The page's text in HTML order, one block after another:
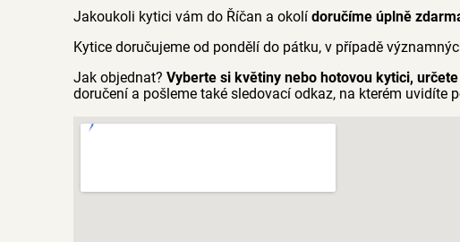
Jakoukoli kytici vám do Říčan a okolí doručíme úplně
Kytice doručujeme od pondělí do pátku, v případě
Jak objednat? Vyberte si květiny nebo hotovou kytici,
doručení a pošleme také sledovací odkaz, na kterém uvidíte